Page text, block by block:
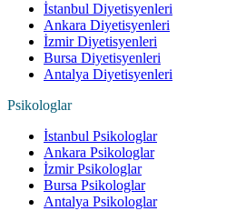
İstanbul Diyetisyenleri
Ankara Diyetisyenleri
İzmir Diyetisyenleri
Bursa Diyetisyenleri
Antalya Diyetisyenleri
Psikologlar
İstanbul Psikologlar
Ankara Psikologlar
İzmir Psikologlar
Bursa Psikologlar
Antalya Psikologlar